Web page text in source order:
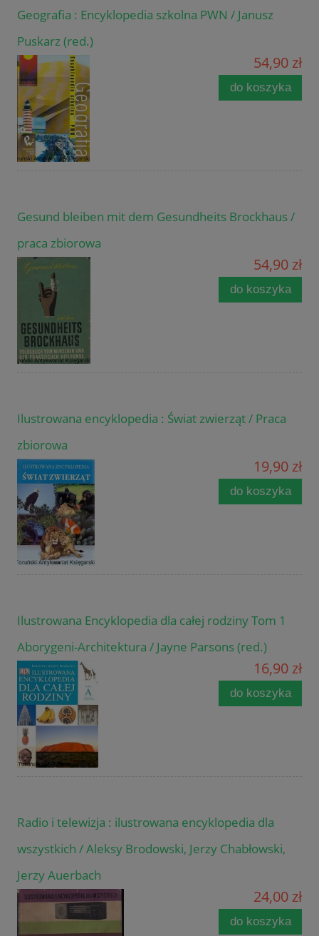
Geografia : Encyklopedia szkolna PWN / Janusz
Puskarz (red.)
54,90 zł
do koszyka
Gesund bleiben mit dem Gesundheits Brockhaus /
praca zbiorowa
54,90 zł
do koszyka
Ilustrowana encyklopedia : Świat zwierząt / Praca
zbiorowa
19,90 zł
do koszyka
Ilustrowana Encyklopedia dla całej rodziny Tom 1
Aborygeni-Architektura / Jayne Parsons (red.)
16,90 zł
do koszyka
Radio i telewizja : ilustrowana encyklopedia dla
wszystkich / Aleksy Brodowski, Jerzy Chabłowski,
Jerzy Auerbach
24,00 zł
do koszyka